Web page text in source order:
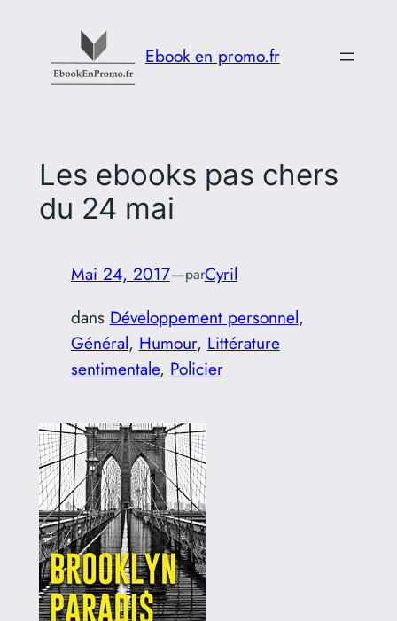
contenu
Ebook en promo.fr
Les ebooks pas chers
du 24 mai
Mai 24, 2017—parCyril
dans Développement personnel
Général, Humour, Littérature
sentimentale, Policier